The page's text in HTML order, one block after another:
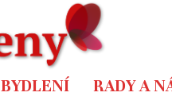
BYDLENÍ RADY A